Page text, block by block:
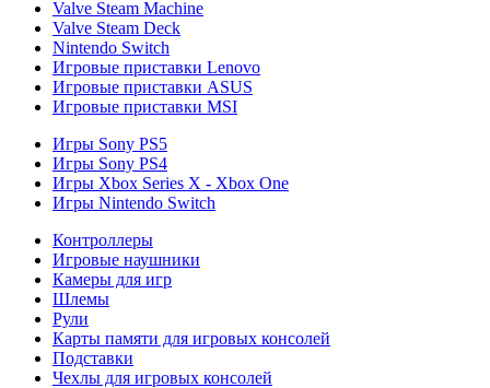
Valve Steam Machine
Valve Steam Deck
Nintendo Switch
Игровые приставки Lenovo
Игровые приставки ASUS
Игровые приставки MSI
Игры Sony PS5
Игры Sony PS4
Игры Xbox Series X - Xbox One
Игры Nintendo Switch
Контроллеры
Игровые наушники
Камеры для игр
Шлемы
Рули
Карты памяти для игровых консолей
Подставки
Чехлы для игровых консолей